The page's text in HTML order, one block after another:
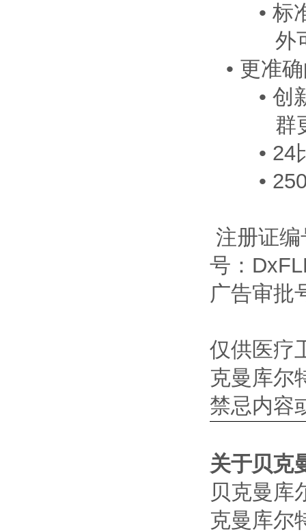
• 标
外
• 更准
• 创
群
• 24
•
注册证编
号 ： Dx
广告审批
仅供医疗
克曼库尔
禁忌内容
关于贝克
贝克曼库
克曼库尔